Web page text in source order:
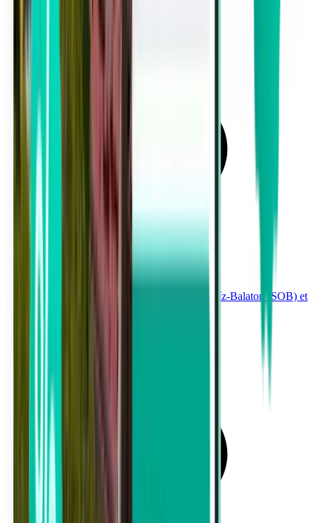
Voyages entre Aéroport international Hévíz-Balaton (SOB) et